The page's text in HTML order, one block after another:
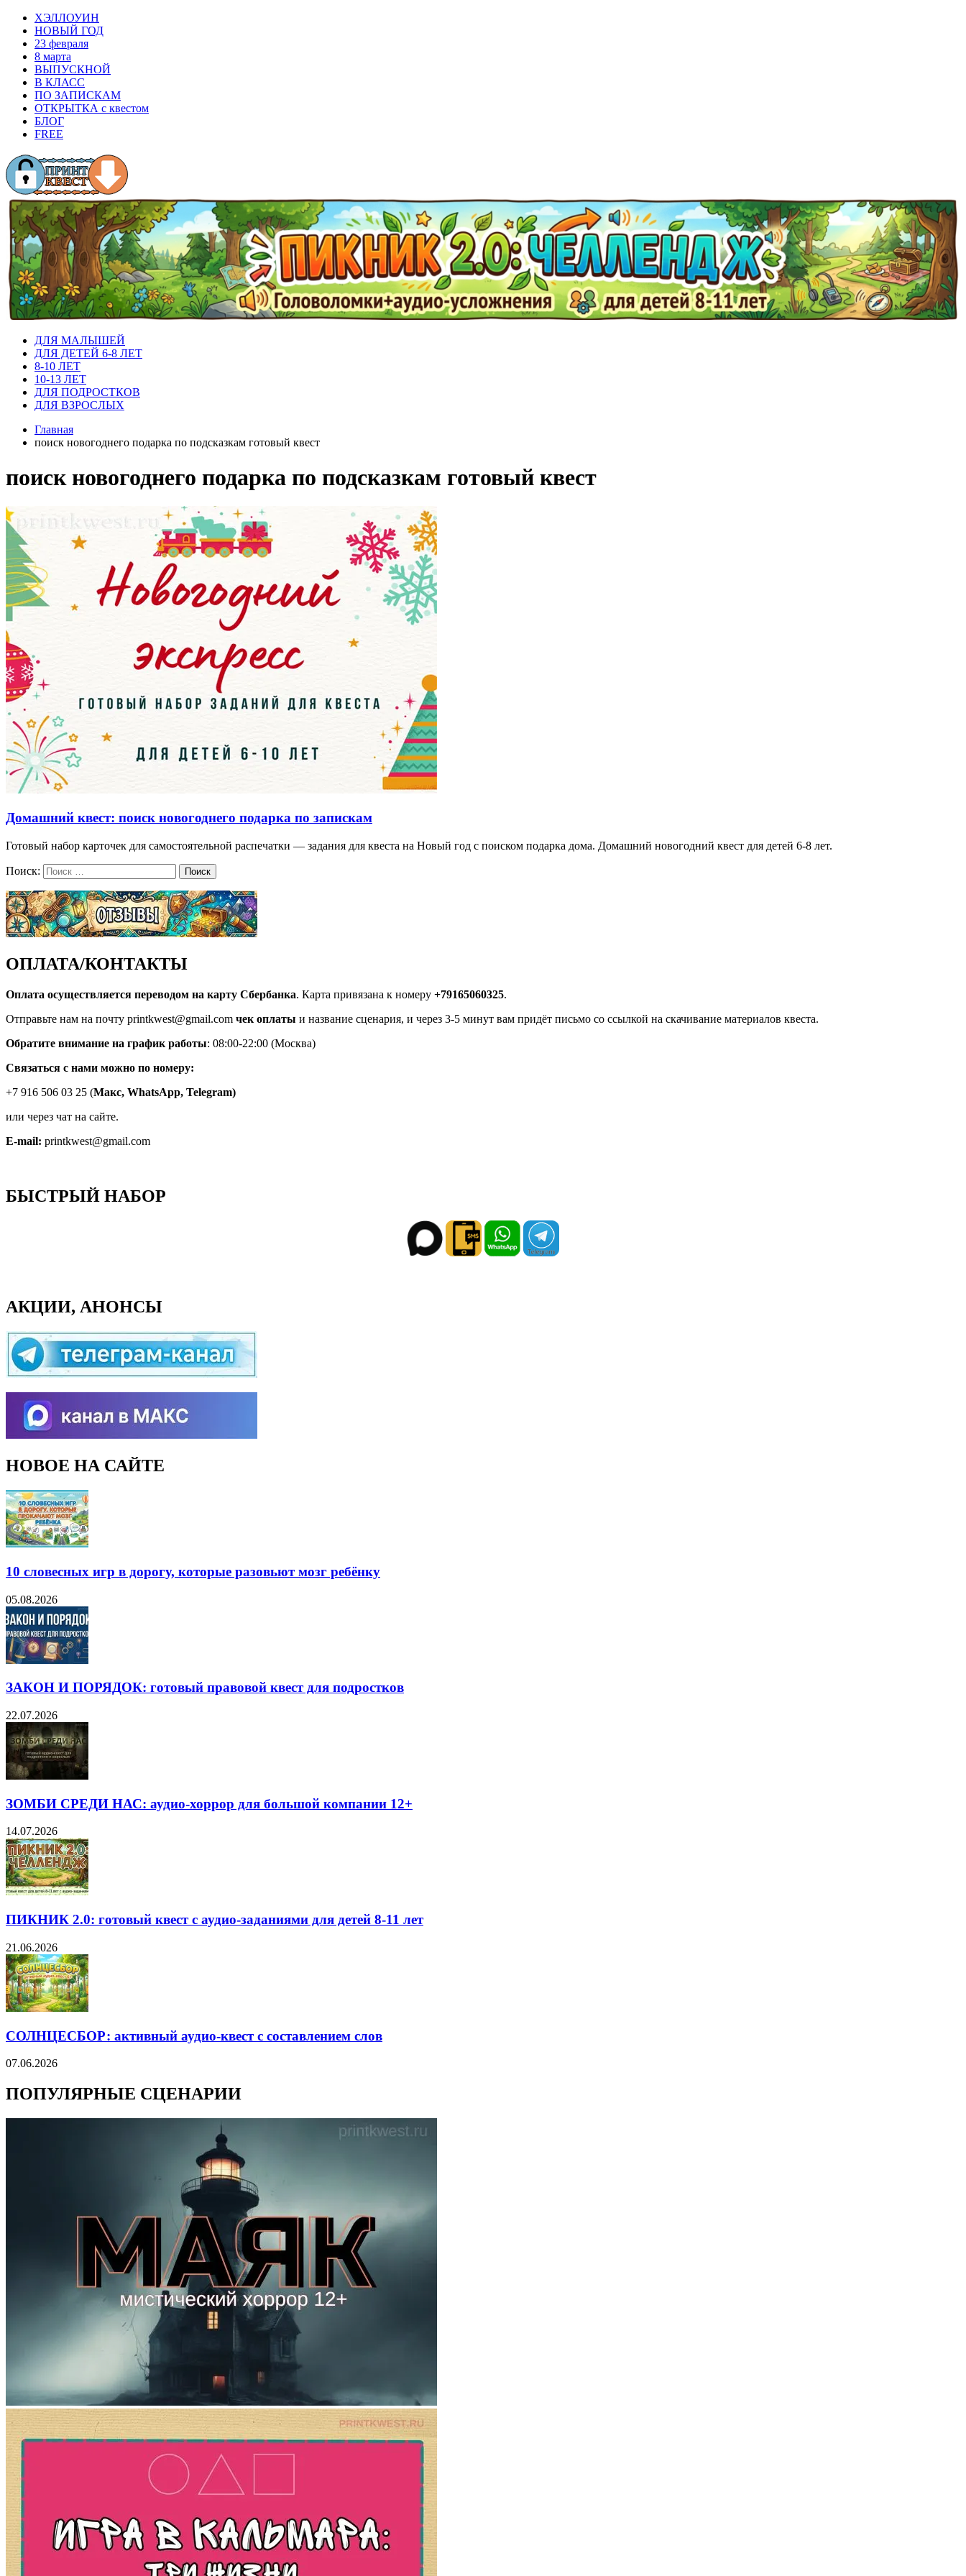
ХЭЛЛОУИН
НОВЫЙ ГОД
23 февраля
8 марта
ВЫПУСКНОЙ
В КЛАСС
ПО ЗАПИСКАМ
ОТКРЫТКА с квестом
БЛОГ
FREE
ДЛЯ МАЛЫШЕЙ
ДЛЯ ДЕТЕЙ 6-8 ЛЕТ
8-10 ЛЕТ
10-13 ЛЕТ
ДЛЯ ПОДРОСТКОВ
ДЛЯ ВЗРОСЛЫХ
Главная
поиск новогоднего подарка по подсказкам готовый квест
поиск новогоднего подарка по подсказкам готовый квест
Домашний квест: поиск новогоднего подарка по запискам
Готовый набор карточек для самостоятельной распечатки — задания для квеста на Новый год с поиском подарка дома. Домашний новогодний квест для детей 6-8 лет.
Поиск: Поиск
ОПЛАТА/КОНТАКТЫ
Оплата осуществляется переводом на карту Сбербанка. Карта привязана к номеру +79165060325.
Отправьте нам на почту printkwest@gmail.com чек оплаты и название сценария, и через 3-5 минут вам придёт письмо со ссылкой на скачивание материалов квеста.
Обратите внимание на график работы: 08:00-22:00 (Москва)
Связаться с нами можно по номеру:
+7 916 506 03 25 (Макс, WhatsApp, Telegram)
или через чат на сайте.
E-mail: printkwest@gmail.com
БЫСТРЫЙ НАБОР
АКЦИИ, АНОНСЫ
НОВОЕ НА САЙТЕ
10 словесных игр в дорогу, которые разовьют мозг ребёнку
05.08.2026
ЗАКОН И ПОРЯДОК: готовый правовой квест для подростков
22.07.2026
ЗОМБИ СРЕДИ НАС: аудио-хоррор для большой компании 12+
14.07.2026
ПИКНИК 2.0: готовый квест с аудио-заданиями для детей 8-11 лет
21.06.2026
СОЛНЦЕСБОР: активный аудио-квест с составлением слов
07.06.2026
ПОПУЛЯРНЫЕ СЦЕНАРИИ